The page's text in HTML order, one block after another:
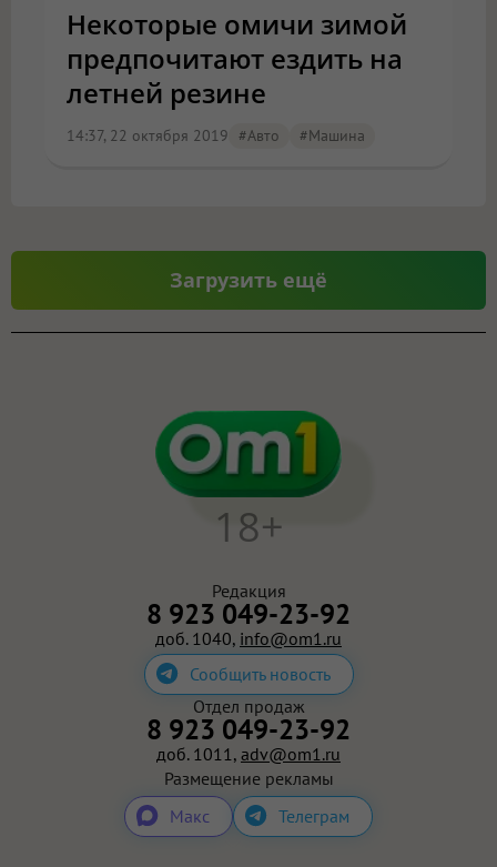
Некоторые омичи зимой
предпочитают ездить на
летней резине
14:37, 22 октября 2019 #Авто #машина
Загрузить ещё
Редакция
8 923 049-23-92
доб. 1040, info@om1.ru
Сообщить новость
18+
Отдел продаж
8 923 049-23-92
доб. 1011, adv@om1.ru
Размещение рекламы
Макс
Телеграм